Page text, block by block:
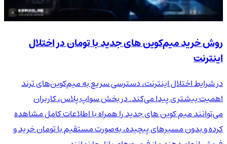
روش خرید میم‌کوین های جدید با تومان در اختلال
اینترنت
در شرایط اختلال اینترنت، دسترسی سریع به میم‌کوین‌های ترند
اهمیت بیشتری پیدا می‌کند. در بخش سواپ پلاس، کاربران
می‌توانند میم کوین های جدید را همراه با اطلاعات کامل مشاهده
کرده و بدون مسیرهای پیچیده، به‌صورت مستقیم با تومان خرید و